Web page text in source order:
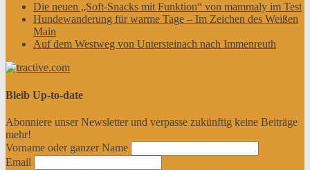
Die neuen „Soft-Snacks mit Funktion“ von mammaly im Test
Hundewanderung für warme Tage – Im Zeichen des Weißen
Main
Auf dem Westweg von Untersteinach nach Immenreuth
Bleib Up-to-date
Abonniere unser Newsletter und verpasse zukünftig keine Beiträge
mehr!
Vorname oder ganzer Name
Email